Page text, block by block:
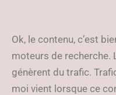
Ok, le contenu, c’est
moteurs de recherche.
génèrent du trafic.
moi vient lorsque ce